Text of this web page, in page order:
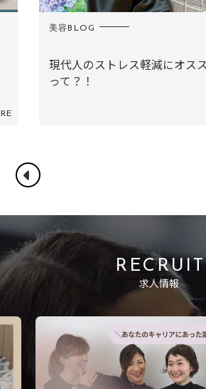
働き方
RECRUIT
求人情報